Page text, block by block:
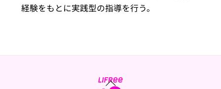
経験をもとに実践型の指導を行う。
Back